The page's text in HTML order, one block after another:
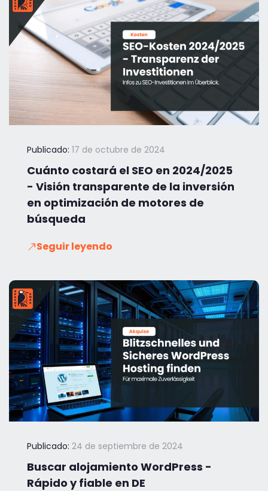
Publicado: 17 de octubre de 2024
Cuánto costará el SEO en 2024/2025
- Visión transparente de la inversión
en optimización de motores de
búsqueda
Seguir leyendo
Publicado: 24 de septiembre de 2024
Buscar alojamiento WordPress -
Rápido y fiable en DE